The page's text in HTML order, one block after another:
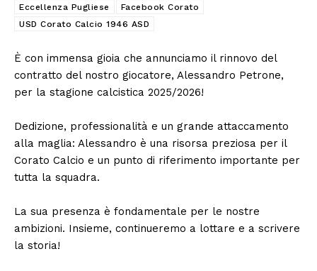
Eccellenza Pugliese
Facebook Corato
USD Corato Calcio 1946 ASD
È con immensa gioia che annunciamo il rinnovo del
contratto del nostro giocatore, Alessandro Petrone,
per la stagione calcistica 2025/2026!
Dedizione, professionalità e un grande attaccamento
alla maglia: Alessandro è una risorsa preziosa per il
Corato Calcio e un punto di riferimento importante per
tutta la squadra.
La sua presenza è fondamentale per le nostre
ambizioni. Insieme, continueremo a lottare e a scrivere
la storia!